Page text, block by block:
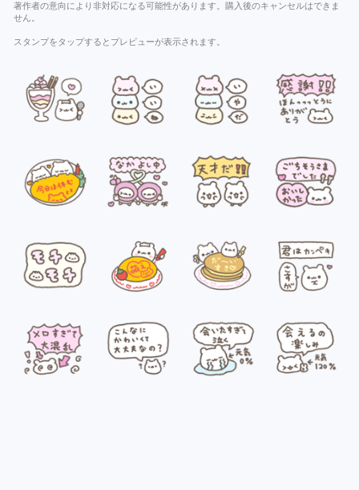
著作者の意向により非対応になる可能性があります。購入後のキャンセルはできま
せん。
スタンプをタップするとプレビューが表示されます。